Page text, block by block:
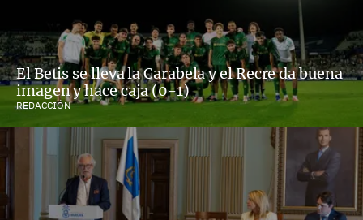
El Betis se lleva la Carabela y el Recre da buena
imagen y hace caja (0-1)
REDACCIÓN